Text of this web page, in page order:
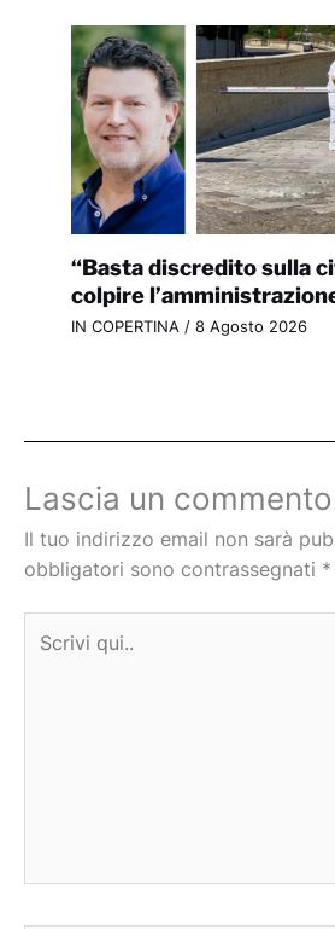
“Basta discredito sulla
colpire
IN COPERTINA/ 8 Agosto 2026
Lascia un commento
Il tuo indirizzo email non sarà
obbligatori sono contrassegnati *
qui..